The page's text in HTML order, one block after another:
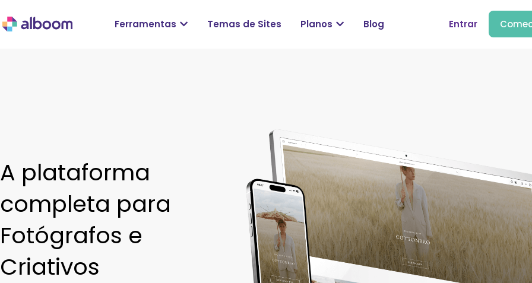
Ferramentas Temas de Sites Planos Blog Entrar
A plataforma
completa para
Fotógrafos e
Criativos